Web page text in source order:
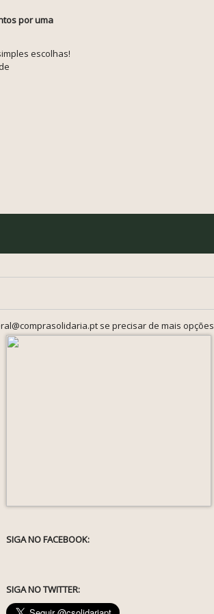
por uma
escolhas!
se precisar de mais opções
SIGA NO FACEBOOK:
SIGA NO TWITTER: